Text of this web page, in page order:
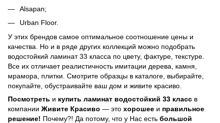
Alsapan;
Urban Floor.
У этих брендов самое оптимальное соотношение цены и
качества. Но и в ряде других коллекций можно подобрать
водостойкий ламинат 33 класса по цвету, фактуре, текстуре.
Все их отличает реалистичность имитации дерева, камня,
мрамора, плитки. Смотрите образцы в каталоге, выбирайте,
покупайте, обустраивайте ваш дом и живите красиво.
Посмотреть и купить ламинат водостойкий 33 класс в
компании Живите Красиво — это хорошее и правильное
решение! Почему?! Да потому, что у Нас есть большой